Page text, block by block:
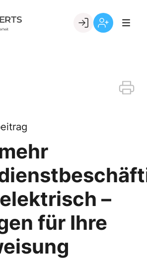
–
für Ihre